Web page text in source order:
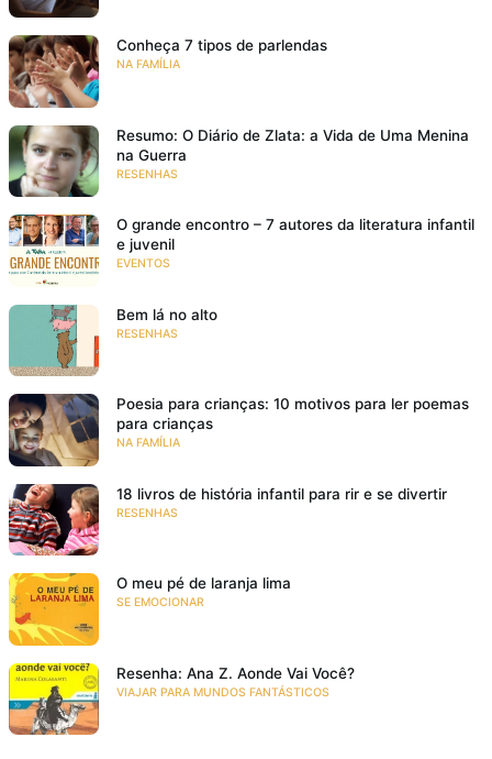
Conheça 7 tipos de parlendas
NA FAMÍLIA
Resumo: O Diário de Zlata: a Vida de Uma Menina
na Guerra
RESENHAS
O grande encontro – 7 autores da literatura infantil
e juvenil
EVENTOS
Bem lá no alto
RESENHAS
Poesia para crianças: 10 motivos para ler poemas
para crianças
NA FAMÍLIA
18 livros de história infantil para rir e se divertir
RESENHAS
O meu pé de laranja lima
SE EMOCIONAR
Resenha: Ana Z. Aonde Vai Você?
VIAJAR PARA MUNDOS FANTÁSTICOS